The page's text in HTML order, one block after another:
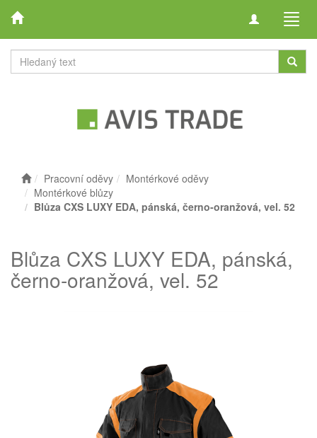
Toggle
Pracovní oděvy
Montérkové oděvy
Montérkové blůzy
Blůza CXS LUXY EDA, pánská, černo-oranžová, vel. 52
Blůza CXS LUXY EDA, pánská,
černo-oranžová, vel. 52